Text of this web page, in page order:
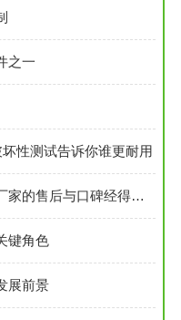
之一
性测试告诉你谁更耐用
国标法兰毛坯采购必看：哪家厂家的售后与口碑经得起考验？
键角色
展前景